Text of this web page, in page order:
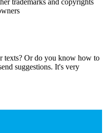
texts? Or do you know how to
suggestions. It's very